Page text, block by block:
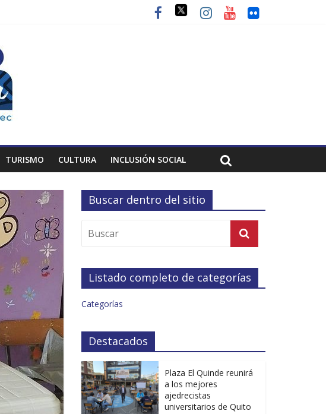
TURISMO CULTURA INCLUSIÓN SOCIAL
Buscar dentro del sitio
Listado completo de categorías
Categorías
Destacados
Plaza El Quinde reunirá
a los mejores
ajedrecistas
universitarios de Quito